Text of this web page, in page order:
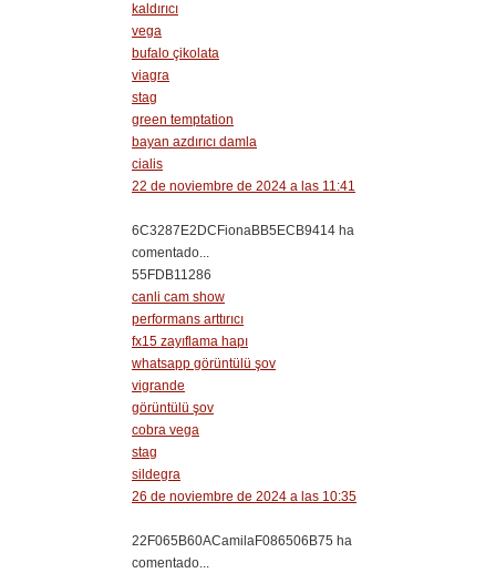
kaldırıcı
vega
bufalo çikolata
viagra
stag
green temptation
bayan azdırıcı damla
cialis
22 de noviembre de 2024 a las 11:41
6C3287E2DCFionaBB5ECB9414 ha
comentado...
55FDB11286
canli cam show
performans arttırıcı
fx15 zayıflama hapı
whatsapp görüntülü şov
vigrande
görüntülü şov
cobra vega
stag
sildegra
26 de noviembre de 2024 a las 10:35
22F065B60ACamilaF086506B75 ha
comentado...